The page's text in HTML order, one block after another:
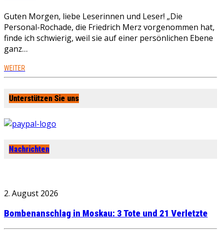
Guten Morgen, liebe Leserinnen und Leser! „Die
Personal-Rochade, die Friedrich Merz vorgenommen hat,
finde ich schwierig, weil sie auf einer persönlichen Ebene
ganz…
WEITER
Unterstützen Sie uns
Nachrichten
2. August 2026
Bombenanschlag in Moskau: 3 Tote und 21 Verletzte